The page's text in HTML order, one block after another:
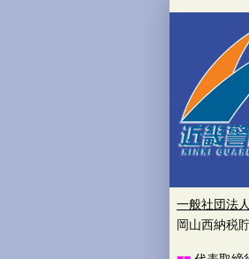
近
畿
警
備
保
一般社団法
岡山西納税